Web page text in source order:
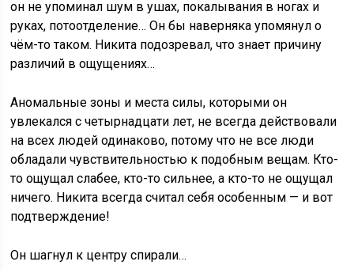
он не упоминал шум в ушах, покалывания в ногах и
руках, потоотделение… Он бы наверняка упомянул о
чём-то таком. Никита подозревал, что знает причину
различий в ощущениях…
Аномальные зоны и места силы, которыми он
увлекался с четырнадцати лет, не всегда действовали
на всех людей одинаково, потому что не все люди
обладали чувствительностью к подобным вещам. Кто-
то ощущал слабее, кто-то сильнее, а кто-то не ощущал
ничего. Никита всегда считал себя особенным — и вот
подтверждение!
Он шагнул к центру спирали…